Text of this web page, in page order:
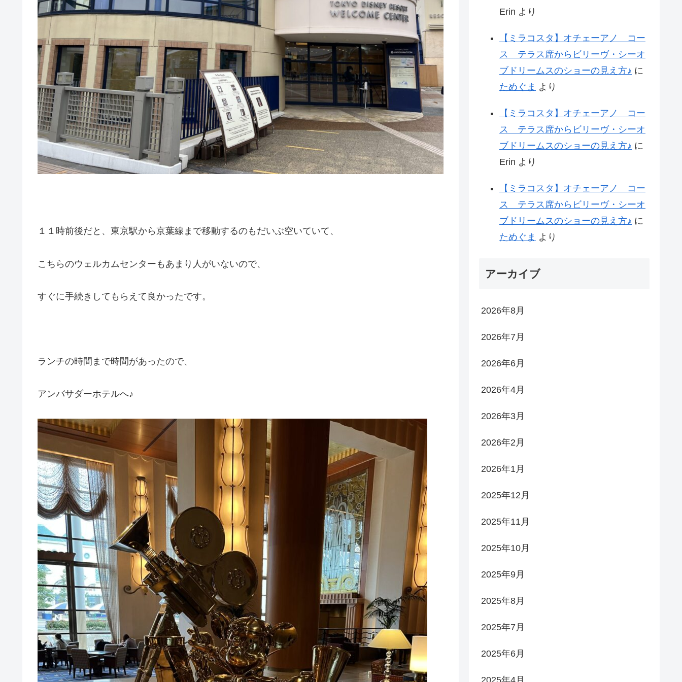
１１時前後だと、東京駅から京葉線まで移動するのもだいぶ空いていて、
こちらのウェルカムセンターもあまり人がいないので、
すぐに手続きしてもらえて良かったです。
ランチの時間まで時間があったので、
アンバサダーホテルへ♪
Erin より
【ミラコスタ】オチェーアノ コー
ス テラス席からビリーヴ・シーオ
ブドリームスのショーの見え方♪ に
ためぐま より
【ミラコスタ】オチェーアノ コー
ス テラス席からビリーヴ・シーオ
ブドリームスのショーの見え方♪ に
Erin より
【ミラコスタ】オチェーアノ コー
ス テラス席からビリーヴ・シーオ
ブドリームスのショーの見え方♪ に
ためぐま より
アーカイブ
2026年8月
2026年7月
2026年6月
2026年4月
2026年3月
2026年2月
2026年1月
2025年12月
2025年11月
2025年10月
2025年9月
2025年8月
2025年7月
2025年6月
2025年4月